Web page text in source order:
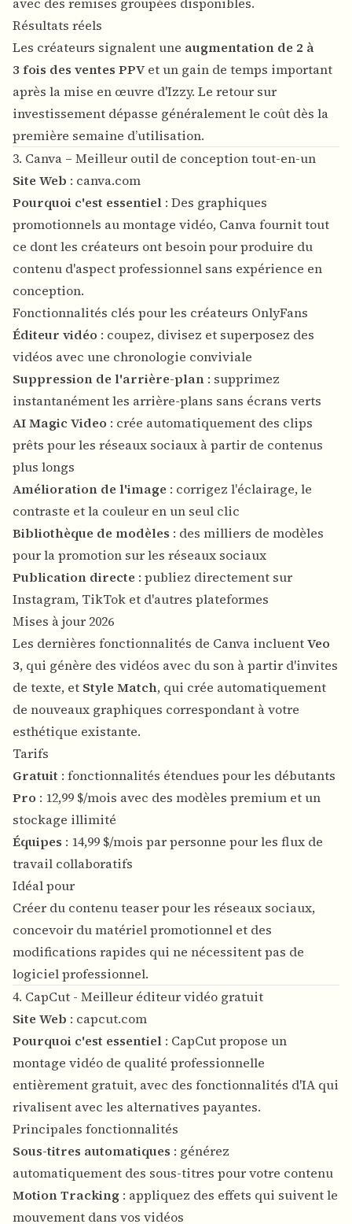
Résultats réels
Les créateurs signalent une augmentation de 2 à
3 fois des ventes PPVet un gain de temps important
après la mise en œuvre d'Izzy. Le retour sur
investissement dépasse généralement le coût dès la
première semaine d’utilisation.
3. Canva – Meilleur outil de conception tout-en-un
Site Web : canva.com
Pourquoi c'est essentiel : Des graphiques
promotionnels au montage vidéo, Canva fournit tout
ce dont les créateurs ont besoin pour produire du
contenu d'aspect professionnel sans expérience en
conception.
Fonctionnalités clés pour les créateurs OnlyFans
Éditeur vidéo : coupez, divisez et superposez des
vidéos avec une chronologie conviviale
Suppression de l'arrière-plan : supprimez
instantanément les arrière-plans sans écrans verts
AI Magic Video : crée automatiquement des clips
prêts pour les réseaux sociaux à partir de contenus
plus longs
Amélioration de l'image : corrigez l'éclairage, le
contraste et la couleur en un seul clic
Bibliothèque de modèles : des milliers de modèles
pour la promotion sur les réseaux sociaux
Publication directe : publiez directement sur
Instagram, TikTok et d'autres plateformes
Mises à jour 2026
Les dernières fonctionnalités de Canva incluentVeo
3, qui génère des vidéos avec du son à partir d'invites
de texte, et Style Match, qui crée automatiquement
de nouveaux graphiques correspondant à votre
esthétique existante.
Tarifs
Gratuit : fonctionnalités étendues pour les débutants
Pro : 12,99 $/mois avec des modèles premium et un
stockage illimité
Équipes : 14,99 $/mois par personne pour les flux de
travail collaboratifs
Idéal pour
Créer du contenu teaser pour les réseaux sociaux,
concevoir du matériel promotionnel et des
modifications rapides qui ne nécessitent pas de
logiciel professionnel.
4. CapCut - Meilleur éditeur vidéo gratuit
Site Web : capcut.com
Pourquoi c'est essentiel : CapCut propose un
montage vidéo de qualité professionnelle
entièrement gratuit, avec des fonctionnalités d'IA qui
rivalisent avec les alternatives payantes.
Principales fonctionnalités
Sous-titres automatiques : générez
automatiquement des sous-titres pour votre contenu
Motion Tracking : appliquez des effets qui suivent le
mouvement dans vos vidéos